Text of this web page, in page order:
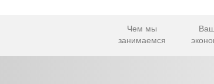
Чем мы
занимаемся